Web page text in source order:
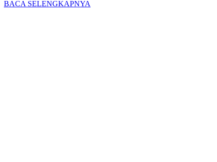
BACA SELENGKAPNYA